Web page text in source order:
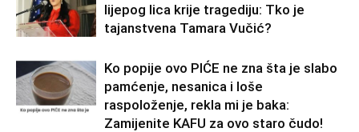
lijepog lica krije tragediju: Tko je
tajanstvena Tamara Vučić?
Ko popije ovo PIĆE ne zna šta je slabo
pamćenje, nesanica i loše
raspoloženje, rekla mi je baka:
Zamijenite KAFU za ovo staro čudo!